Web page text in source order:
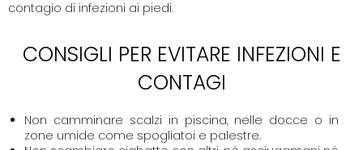
contagio di infezioni ai piedi.
CONSIGLI PER EVITARE INFEZIONI E
CONTAGI
Non camminare scalzi in piscina, nelle docce o in
zone umide come spogliatoi e palestre.